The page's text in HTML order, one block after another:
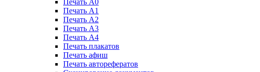
Печать А1
Печать А2
Печать А3
Печать А4
Печать плакатов
Печать афиш
Печать авторефератов